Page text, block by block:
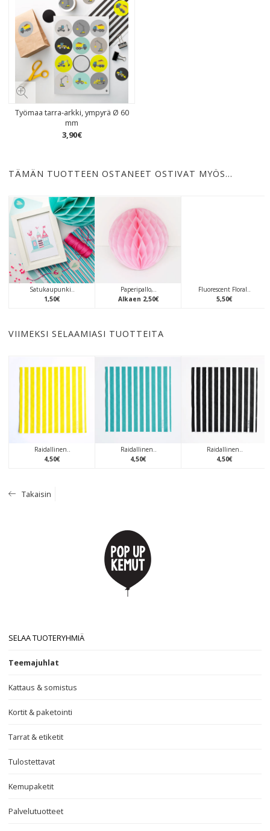
Työmaa tarra-arkki, ympyrä Ø 60
mm
3,90€
TÄMÄN TUOTTEEN OSTANEET OSTIVAT MYÖS…
Satukaupunki..
1,50€
Paperipallo,..
Alkaen 2,50€
Fluorescent Floral..
5,50€
VIIMEKSI SELAAMIASI TUOTTEITA
Raidallinen..
4,50€
Raidallinen..
4,50€
Raidallinen..
4,50€
Takaisin
SELAA TUOTERYHMIÄ
Teemajuhlat
Kattaus & somistus
Kortit & paketointi
Tarrat & etiketit
Tulostettavat
Kemupaketit
Palvelutuotteet